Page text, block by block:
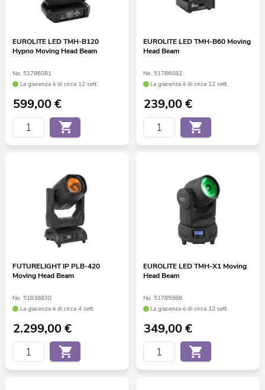
EUROLITE LED TMH-B120
Hypno Moving Head Beam
No. 51786081
La giacenza è di circa 12 sett.
599,00€
EUROLITE LED TMH-B60 Moving
Head Beam
No. 51786082
La giacenza è di circa 12 sett.
239,00€
FUTURELIGHT IP PLB-420
Moving Head Beam
No. 51838830
La giacenza è di circa 4 sett.
2.299,00€
EUROLITE LED TMH-X1 Moving
Head Beam
No. 51785988
La giacenza è di circa 12 sett.
349,00€